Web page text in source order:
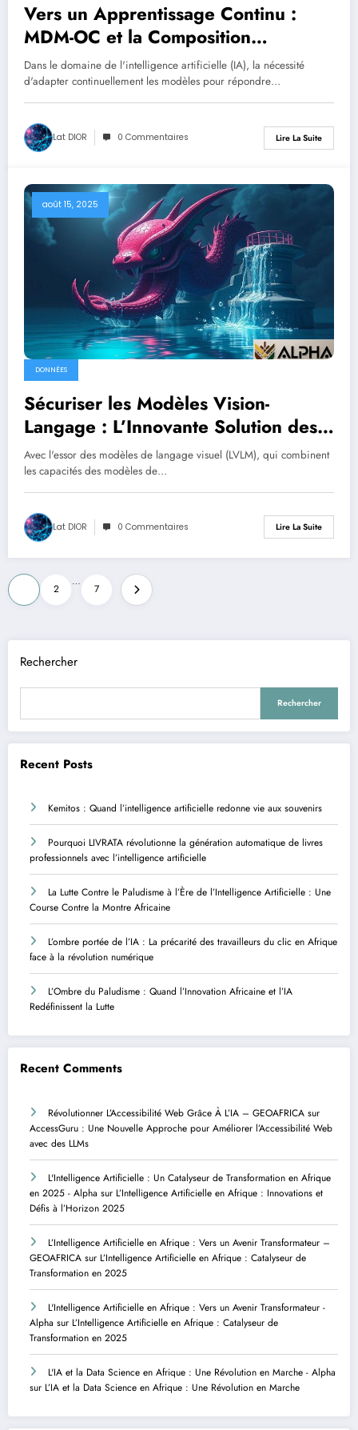
Vers un Apprentissage Continu :
MDM-OC et la Composition
Réversible des Modèles
d’Intelligence Artificielle
Dans le domaine de l'intelligence artificielle (IA), la nécessité
d'adapter continuellement les modèles pour répondre…
Lat DIOR 0 Commentaires Lire La Suite
août 15, 2025
DONNÉES
Sécuriser les Modèles Vision-
Langage : L’Innovante Solution des
Tenseurs de Sécurité
Avec l'essor des modèles de langage visuel (LVLM), qui combinent
les capacités des modèles de…
Lat DIOR 0 Commentaires Lire La Suite
Pagination
des
publications
2
…
7
Rechercher
Rechercher
Recent Posts
Kemitos : Quand l’intelligence artificielle redonne vie aux souvenirs
Pourquoi LIVRATA révolutionne la génération automatique de livres
professionnels avec l’intelligence artificielle
La Lutte Contre le Paludisme à l’Ère de l’Intelligence Artificielle : Une
Course Contre la Montre Africaine
L’ombre portée de l’IA : La précarité des travailleurs du clic en Afrique
face à la révolution numérique
L’Ombre du Paludisme : Quand l’Innovation Africaine et l’IA
Redéfinissent la Lutte
Recent Comments
Révolutionner L’Accessibilité Web Grâce À L’IA – GEOAFRICA sur
AccessGuru : Une Nouvelle Approche pour Améliorer l’Accessibilité Web
avec des LLMs
L'Intelligence Artificielle : Un Catalyseur de Transformation en Afrique
en 2025 - Alpha sur L’Intelligence Artificielle en Afrique : Innovations et
Défis à l’Horizon 2025
L’Intelligence Artificielle en Afrique : Vers un Avenir Transformateur –
GEOAFRICA sur L’Intelligence Artificielle en Afrique : Catalyseur de
Transformation en 2025
L'Intelligence Artificielle en Afrique : Vers un Avenir Transformateur -
Alpha sur L’Intelligence Artificielle en Afrique : Catalyseur de
Transformation en 2025
L'IA et la Data Science en Afrique : Une Révolution en Marche - Alpha
sur L’IA et la Data Science en Afrique : Une Révolution en Marche